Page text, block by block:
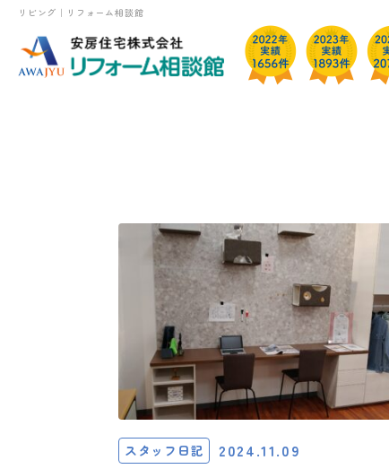
リビング｜リフォーム相談館
スタッフ日記 2024.11.09